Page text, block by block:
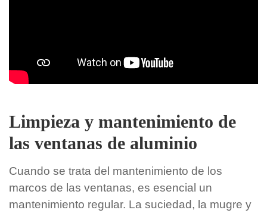
Limpieza y mantenimiento de
las ventanas de aluminio
Cuando se trata del mantenimiento de los
marcos de las ventanas, es esencial un
mantenimiento regular. La suciedad, la mugre y